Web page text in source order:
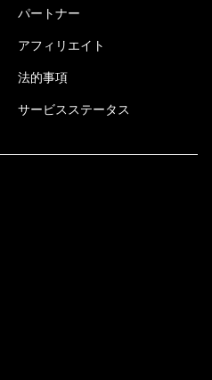
パートナー
アフィリエイト
法的事項
サービスステータス